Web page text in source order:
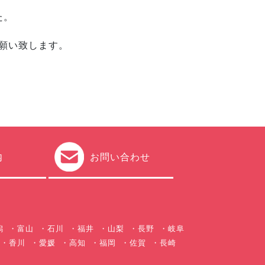
致します。
お問い合わせ
富山 石川 福井 山梨 長野
岐阜
香川
愛媛 高知 福岡 佐賀 長崎